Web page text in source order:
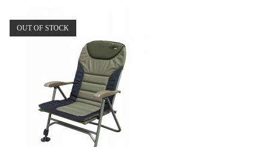
OUT OF STOCK